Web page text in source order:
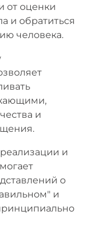
от оценки
и обратиться
человека.
и
и
о
и